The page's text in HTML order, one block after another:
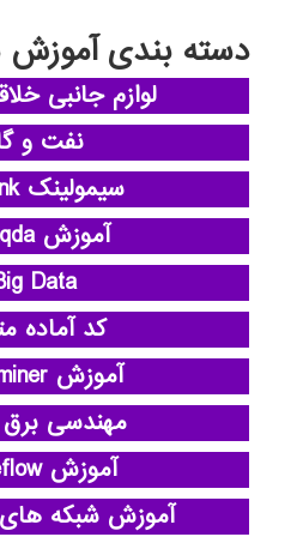
دسته بندی آموزش
لوازم جانبی
نفت و
سیمولینک simulink
آموزش maxqda
Data
کد آماده
آموزش rapidminer
مهندسی
آموزش stateflow
آموزش شبکه های